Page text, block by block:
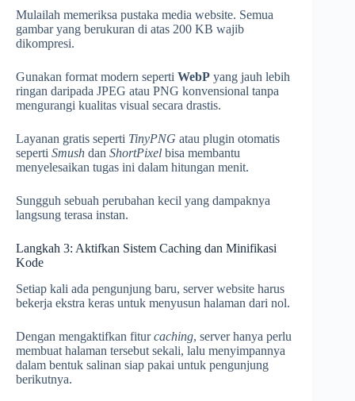
Mulailah memeriksa pustaka media website. Semua
gambar yang berukuran di atas 200 KB wajib
dikompresi.
Gunakan format modern seperti WebP yang jauh lebih
ringan daripada JPEG atau PNG konvensional tanpa
mengurangi kualitas visual secara drastis.
Layanan gratis seperti TinyPNG atau plugin otomatis
seperti Smush dan ShortPixel bisa membantu
menyelesaikan tugas ini dalam hitungan menit.
Sungguh sebuah perubahan kecil yang dampaknya
langsung terasa instan.
Langkah 3: Aktifkan Sistem Caching dan Minifikasi
Kode
Setiap kali ada pengunjung baru, server website harus
bekerja ekstra keras untuk menyusun halaman dari nol.
Dengan mengaktifkan fiturcaching, server hanya perlu
membuat halaman tersebut sekali, lalu menyimpannya
dalam bentuk salinan siap pakai untuk pengunjung
berikutnya.